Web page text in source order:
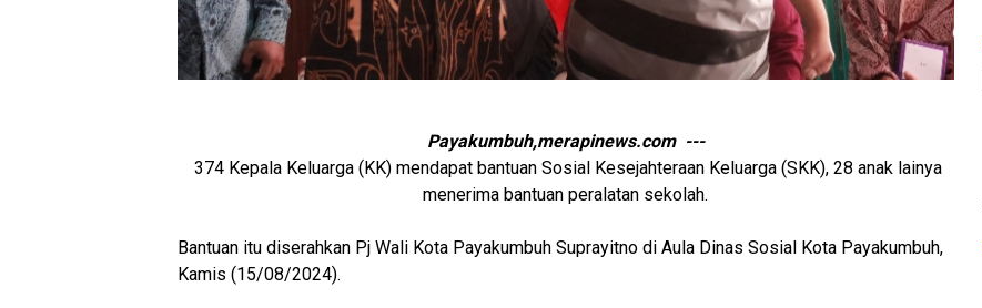
Payakumbuh,merapinews.com ---
374 Kepala Keluarga (KK) mendapat bantuan Sosial Kesejahteraan Keluarga (SKK), 28 anak lainya
menerima bantuan peralatan sekolah.
Bantuan itu diserahkan Pj Wali Kota Payakumbuh Suprayitno di Aula Dinas Sosial Kota Payakumbuh,
Kamis (15/08/2024).